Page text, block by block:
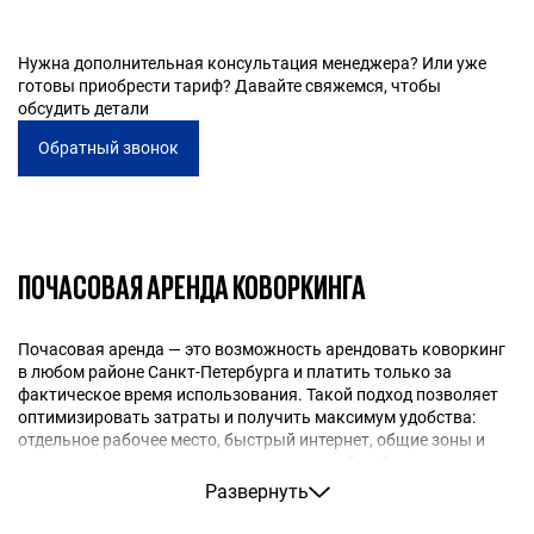
продления. Такой формат удобен как для
краткосрочных задач, так и для регулярной работы.
Нужна дополнительная консультация менеджера? Или уже
готовы приобрести тариф? Давайте свяжемся, чтобы
обсудить детали
Обратный звонок
ПОЧАСОВАЯ АРЕНДА КОВОРКИНГА
Почасовая аренда — это возможность арендовать коворкинг
в любом районе Санкт-Петербурга и платить только за
фактическое время использования. Такой подход позволяет
оптимизировать затраты и получить максимум удобства:
отдельное рабочее место, быстрый интернет, общие зоны и
Если вас интересует, сколько стоит коворкинг в час, то ответ
зависит от выбранной локации, наполнения и количества
Развернуть